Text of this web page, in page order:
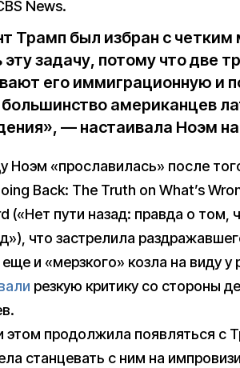
News.
Трамп был избран с
эту задачу, потому что две
его иммиграционную и
американцев
— настаивала Ноэм
Ноэм «прославилась» после
Back: The Truth on What’s
(«Нет пути назад: правда о том,
что застрелила
и «мерзкого» козла на виду у
резкую критику со стороны
этом продолжила появляться с
станцевать с ним на